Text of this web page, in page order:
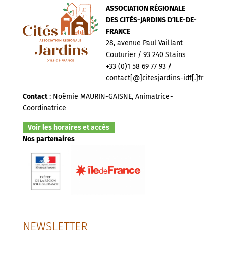
ASSOCIATION RÉGIONALE
DES CITÉS-JARDINS D’ILE-DE-
FRANCE
28, avenue Paul Vaillant
Couturier / 93 240 Stains
+33 (0)1 58 69 77 93 /
contact[@]citesjardins-idf[.]fr
Contact: Noëmie MAURIN-GAISNE, Animatrice-
Coordinatrice
Voir les horaires et accès
Nos partenaires
NEWSLETTER